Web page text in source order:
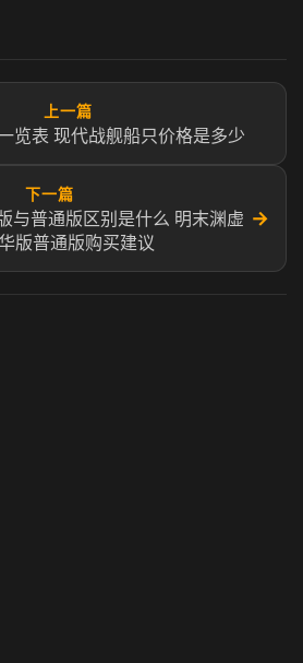
上一篇
览表 现代战舰船只价格是多少
下一篇
与普通版区别是什么 明末渊虚
版普通版购买建议
→